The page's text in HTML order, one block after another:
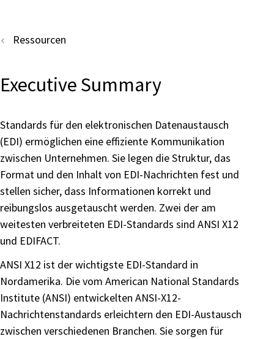
Ressourcen
Executive Summary
Standards für den elektronischen Datenaustausch
(EDI) ermöglichen eine effiziente Kommunikation
zwischen Unternehmen. Sie legen die Struktur, das
Format und den Inhalt von EDI-Nachrichten fest und
stellen sicher, dass Informationen korrekt und
reibungslos ausgetauscht werden. Zwei der am
weitesten verbreiteten EDI-Standards sind ANSI X12
und EDIFACT.
ANSI X12 ist der wichtigste EDI-Standard in
Nordamerika. Die vom American National Standards
Institute (ANSI) entwickelten ANSI-X12-
Nachrichtenstandards erleichtern den EDI-Austausch
zwischen verschiedenen Branchen. Sie sorgen für